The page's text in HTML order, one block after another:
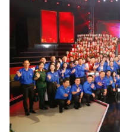
Thế giới
Tin tức
Thế giới đó đây
Câu chuyện quốc tế
Kinh tế
Tài chính
Thị trường
Dữ liệu và đời sống